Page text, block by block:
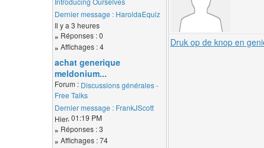
Introducing Ourselves
Dernier message : HaroldaEquiz
Il y a 3 heures
» Réponses : 0
» Affichages : 4
achat generique
meldonium...
Forum : Discussions générales -
Free Talks
Dernier message : FrankJScott
Hier, 01:19 PM
» Réponses : 3
» Affichages : 74
Druk op de knop en